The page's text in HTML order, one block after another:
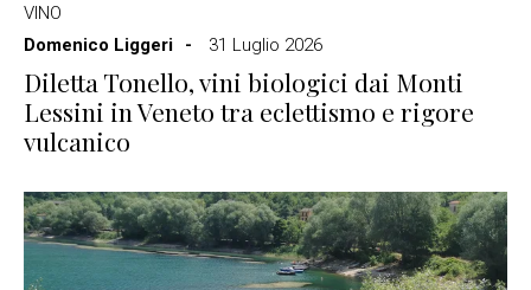
VINO
Domenico Liggeri
31 Luglio 2026
Diletta Tonello, vini biologici dai Monti
Lessini in Veneto tra eclettismo e rigore
vulcanico